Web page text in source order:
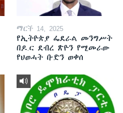
ማርች 14, 2025
የኢትዮጵያ ፌደራል መንግሥት
በዶ.ር ደብረ ጽዮን የሚመራው
የህወሓት ቡድን ወቀሰ